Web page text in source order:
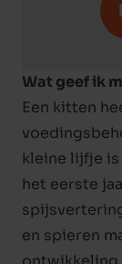
Wat geef ik
Een kitten
kleine lijfje
het eerste
en spieren